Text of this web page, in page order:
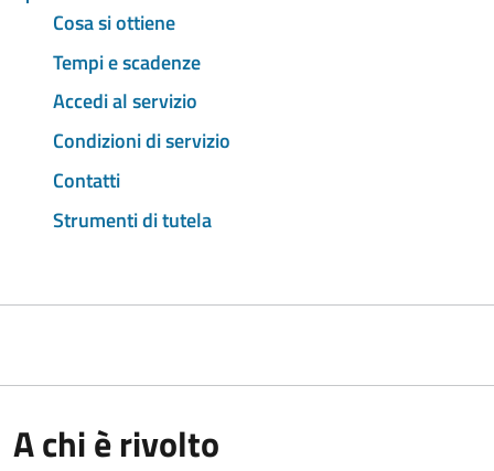
Cosa si ottiene
Tempi e scadenze
Accedi al servizio
Condizioni di servizio
Contatti
Strumenti di tutela
A chi è rivolto